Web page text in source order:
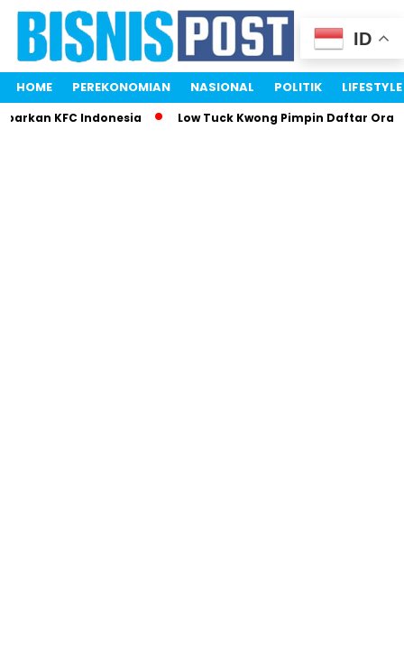
HOME PEREKONOMIAN NASIONAL POLITIK LIFESTYLE
KFC Indonesia Low Tuck Kwong Pimpin Daftar
ID